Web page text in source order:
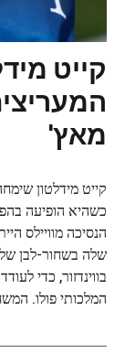
קייט
מאץ'
קייט מידלטון
כשהיא הופיעה
הנסיכה מוויילס
שלה בשחור-לבן של
בווינדזור, כדי
המלכותי פולו.